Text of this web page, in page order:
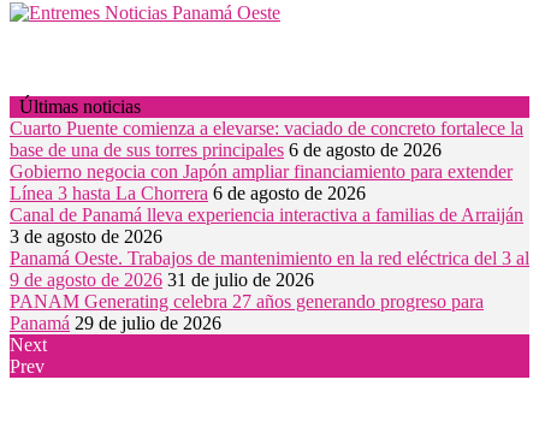
Últimas noticias
Cuarto Puente comienza a elevarse: vaciado de concreto fortalece la
base de una de sus torres principales 6 de agosto de 2026
Gobierno negocia con Japón ampliar financiamiento para extender
Línea 3 hasta La Chorrera 6 de agosto de 2026
Canal de Panamá lleva experiencia interactiva a familias de Arraiján
3 de agosto de 2026
Panamá Oeste. Trabajos de mantenimiento en la red eléctrica del 3 al
9 de agosto de 2026 31 de julio de 2026
PANAM Generating celebra 27 años generando progreso para
Panamá 29 de julio de 2026
Next
Prev